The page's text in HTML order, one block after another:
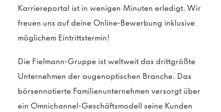
Karriereportal ist in wenigen Minuten erledigt. Wir
freuen uns auf deine Online-Bewerbung inklusive
möglichem Eintrittstermin!
Die Fielmann-Gruppe ist weltweit das drittgrößte
Unternehmen der augenoptischen Branche. Das
börsennotierte Familienunternehmen versorgt über
ein Omnichannel-Geschäftsmodell seine Kunden